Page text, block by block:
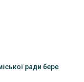
ради бере